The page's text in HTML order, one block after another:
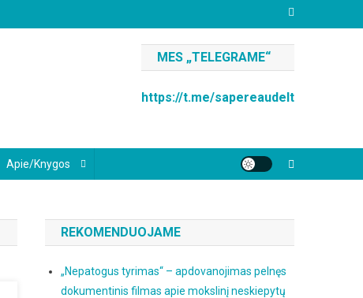
MES „TELEGRAME“
https://t.me/sapereaudelt
Apie/knygos
REKOMENDUOJAME
„Nepatogus tyrimas“ – apdovanojimas pelnęs
dokumentinis filmas apie mokslinį neskiepytų